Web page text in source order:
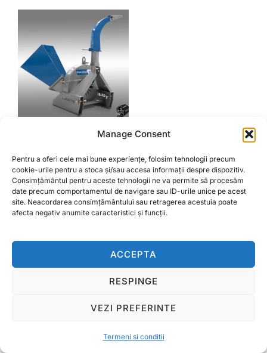
Manage Consent
Pentru a oferi cele mai bune experiențe, folosim tehnologii precum
cookie-urile pentru a stoca și/sau accesa informații despre dispozitiv.
Consimțământul pentru aceste tehnologii ne va permite să procesăm
date precum comportamentul de navigare sau ID-urile unice pe acest
site. Neacordarea consimțământului sau retragerea acestuia poate
afecta negativ anumite caracteristici și funcții.
ACCEPTA
RESPINGE
VEZI PREFERINTE
Termeni si conditii
Tocatoare crengi
Graecus KT10
7.400,00lei
ADAUGĂ ÎN COȘ
Inspiro ThemedeWPZOOM